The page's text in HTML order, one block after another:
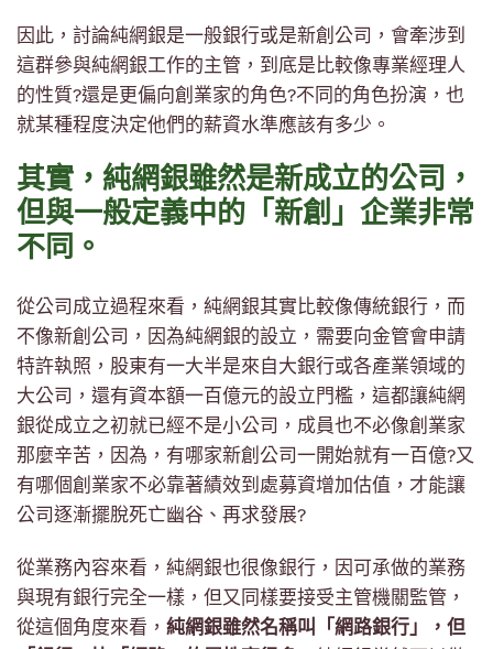
因此，討論純網銀是一般銀行或是新創公司，會牽涉到
這群參與純網銀工作的主管，到底是比較像專業經理人
的性質?還是更偏向創業家的角色?不同的角色扮演，也
就某種程度決定他們的薪資水準應該有多少。
其實，純網銀雖然是新成立的公司，
但與一般定義中的「新創」企業非常
不同。
從公司成立過程來看，純網銀其實比較像傳統銀行，而
不像新創公司，因為純網銀的設立，需要向金管會申請
特許執照，股東有一大半是來自大銀行或各產業領域的
大公司，還有資本額一百億元的設立門檻，這都讓純網
銀從成立之初就已經不是小公司，成員也不必像創業家
那麼辛苦，因為，有哪家新創公司一開始就有一百億?又
有哪個創業家不必靠著績效到處募資增加估值，才能讓
公司逐漸擺脫死亡幽谷、再求發展?
從業務內容來看，純網銀也很像銀行，因可承做的業務
與現有銀行完全一樣，但又同樣要接受主管機關監管，
從這個角度來看， 純網銀雖然名稱叫「網路銀行」，但